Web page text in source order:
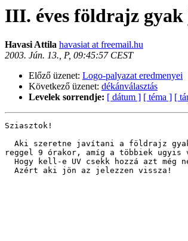
III. éves földrajz
Havasi Attila havasiat at freemail.hu
2003. Jún. 13., P, 09:45:57 CEST
Előző üzenet: Logo-palyazat eredmenyei
Következő üzenet: dékánválasztás
Levelek sorrendje: [ dátum ] [ téma ] [
Sziasztok!
Aki szeretne javítani a földrajz
reggel 9 órakor, amíg a többiek ugyis
Hogy kell-e UV csekk hozzá azt még
  Azért aki jön az jelezzen vissza!